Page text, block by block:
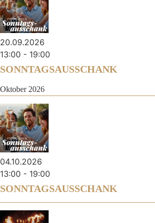
20.09.2026
13:00 - 19:00
SONNTAGSAUSSCHANK
Oktober 2026
04.10.2026
13:00 - 19:00
SONNTAGSAUSSCHANK